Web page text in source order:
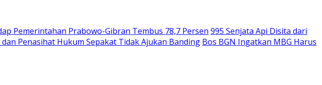
Pemerintahan Prabowo-Gibran Tembus 78,7 Persen 995 Senjata Api Disita dari
Penasihat Hukum Sepakat Tidak Ajukan Banding Bos BGN Ingatkan MBG Harus